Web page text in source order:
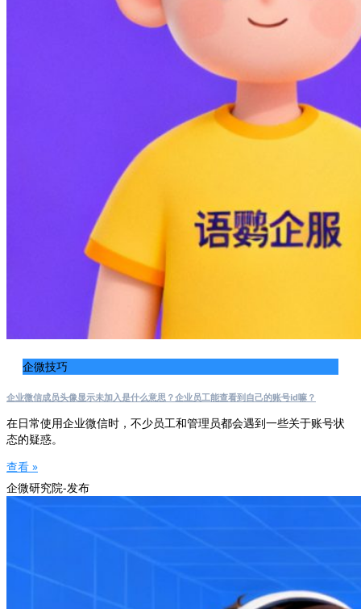
企微技巧
企业微信成员头像显示未加入是什么意思？企业员工能查看到自己的账号id嘛？
在日常使用企业微信时，不少员工和管理员都会遇到一些关于账号状
态的疑惑。
查看 »
企微研究院-发布